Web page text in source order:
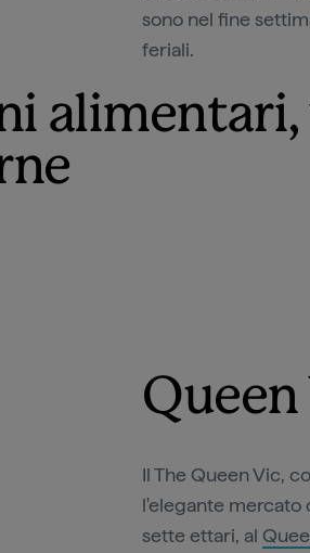
sono nel fine
feriali.
alimentari,
Il The Queen Vic,
l'elegante mercato
sette ettari, al